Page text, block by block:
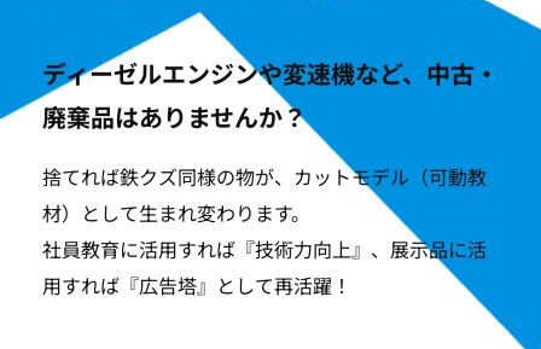
ディーゼルエンジンや変速機など、中古・
廃棄品はありませんか？
捨てれば鉄クズ同様の物が、カットモデル（可動教
材）として生まれ変わります。
社員教育に活用すれば『技術力向上』、展示品に活
用すれば『広告塔』として再活躍！